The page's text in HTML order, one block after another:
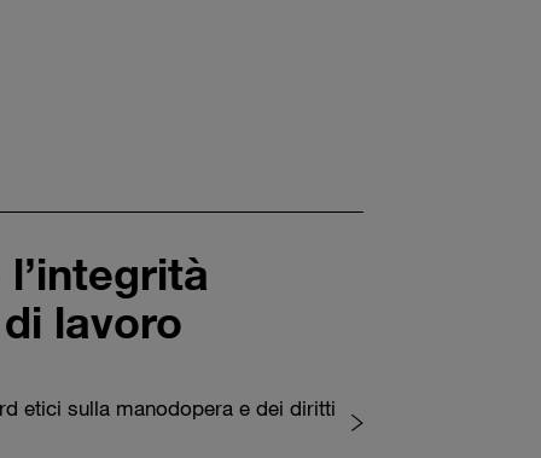
lavoro
etici sulla manodopera e dei diritti